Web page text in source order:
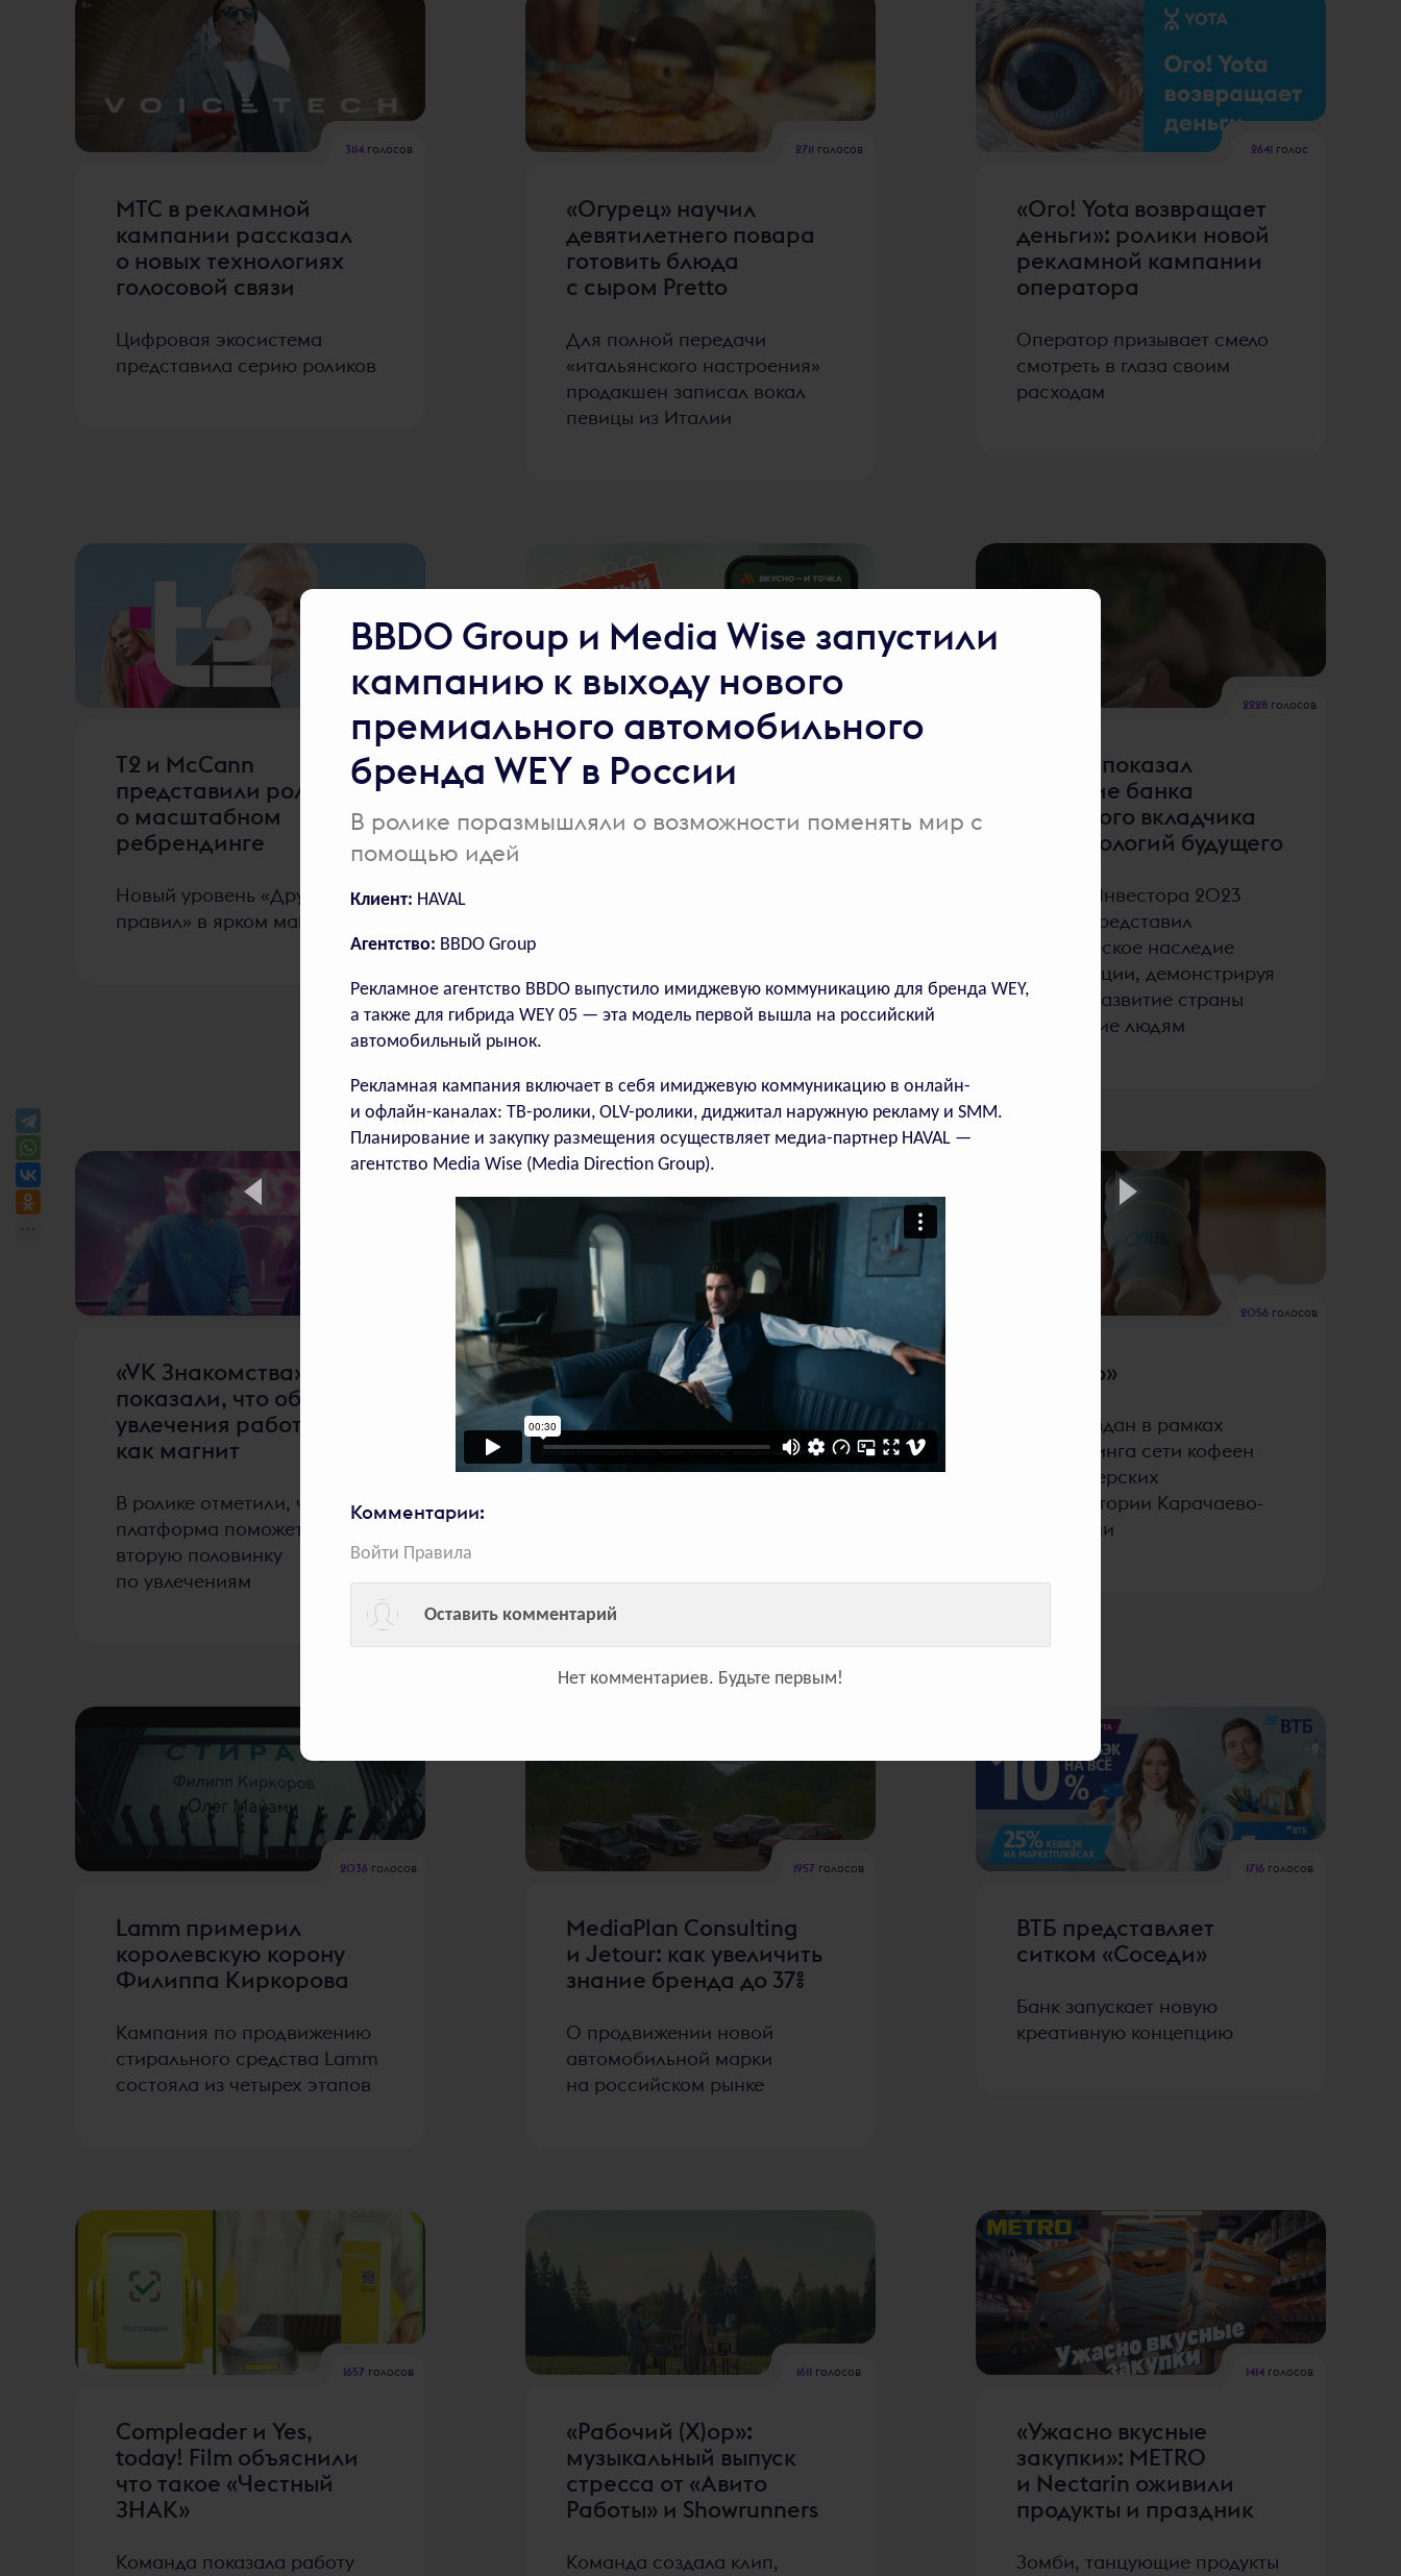
BBDO Group и Media Wise запустили
кампанию к выходу нового
премиального автомобильного
бренда WEY в России
В ролике поразмышляли о возможности поменять мир с
помощью идей
Клиент: HAVAL
Агентство: BBDO Group
Рекламное агентство BBDO выпустило имиджевую коммуникацию для бренда WEY,
а также для гибрида WEY 05 — эта модель первой вышла на российский
автомобильный рынок.
Рекламная кампания включает в себя имиджевую коммуникацию в онлайн-
и офлайн-каналах: ТВ-ролики, OLV-ролики, диджитал наружную рекламу и SMM.
Планирование и закупку размещения осуществляет медиа-партнер HAVAL —
агентство Media Wise (Media Direction Group).
Комментарии:
Войти Правила
Оставить комментарий
Нет комментариев. Будьте первым!
3114голосов
МТС в рекламной
кампании рассказал
о новых технологиях
голосовой связи
Цифровая экосистема
представила серию роликов
2711 голосов
«Огурец» научил
девятилетнего повара
готовить блюда
с сыром Pretto
Для полной передачи
«итальянского настроения»
продакшен записал вокал
певицы из Италии
2641 голос
«Ого! Yota возвращает
деньги»: ролики новой
рекламной кампании
оператора
Оператор призывает смело
смотреть в глаза своим
расходам
Т2 и McCann
представили ролик
о масштабном
ребрендинге
Новый уровень «Других
правил» в ярком манифесте
Есть календарь,
встречи в котором
нельзя отменить
2228голосов
«Сбер» показал
развитие банка
от первого вкладчика
до технологий будущего
На Дне Инвестора 2023
«Сбер» представил
историческое наследие
и инновации, демонстрируя
вклад в развитие страны
и служение людям
«VK Знакомства»
показали, что общие
увлечения работают
как магнит
В ролике отметили, что
платформа поможет найти
вторую половинку
по увлечениям
Ролик «Вне Сезонов»
для бренда AMAZING
RED и линейки PUMA
Seasons
категории
2056 голосов
«ОЧЕНЬ»
Ролик создан в рамках
ребрендинга сети кофеен
и кондитерских
на территории Карачаево-
Черкессии
2036 голосов
Lamm примерил
королевскую корону
Филиппа Киркорова
Кампания по продвижению
стирального средства Lamm
состояла из четырех этапов
1957 голосов
MediaPlan Consulting
и Jetour: как увеличить
знание бренда до 37%
О продвижении новой
автомобильной марки
на российском рынке
1716голосов
ВТБ представляет
ситком «Соседи»
Банк запускает новую
креативную концепцию
1657 голосов
Compleader и Yes,
today! Film объяснили
что такое «Честный
ЗНАК»
Команда показала работу
1611 голосов
«Рабочий (Х)ор»:
музыкальный выпуск
стресса от «Авито
Работы» и Showrunners
Команда создала клип,
1414голосов
«Ужасно вкусные
закупки»: METRO
и Nectarin оживили
продукты и праздник
Зомби, танцующие продукты